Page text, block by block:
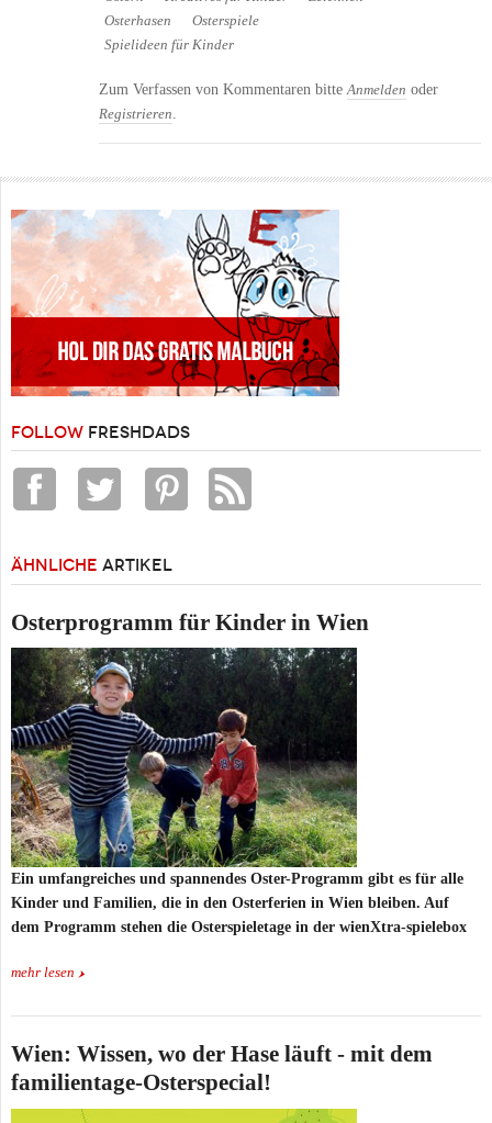
Osterhasen
Osterspiele
Spielideen für Kinder
Zum Verfassen von Kommentaren bitte Anmelden oder
Registrieren
FOLLOW FRESHDADS
ÄHNLICHE ARTIKEL
Osterprogramm für Kinder in Wien
Ein umfangreiches und spannendes Oster-Programm gibt es für alle
Kinder und Familien, die in den Osterferien in Wien bleiben. Auf
dem Programm stehen die Osterspieletage in der wienXtra-spielebox
mehr lesen
Wien: Wissen, wo der Hase läuft - mit dem
familientage-Osterspecial!